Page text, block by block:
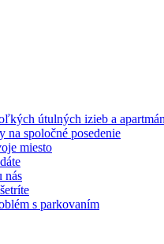
útulných izieb a
na spoločné posedenie
miesto
nás
s parkovaním